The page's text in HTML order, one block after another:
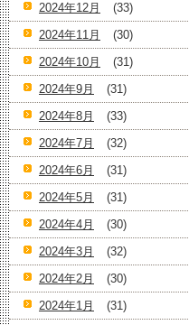
2024年12月
(33)
2024年11月
(30)
2024年10月
(31)
2024年9月
(31)
2024年8月
(33)
2024年7月
(32)
2024年6月
(31)
2024年5月
(31)
2024年4月
(30)
2024年3月
(32)
2024年2月
(30)
2024年1月
(31)